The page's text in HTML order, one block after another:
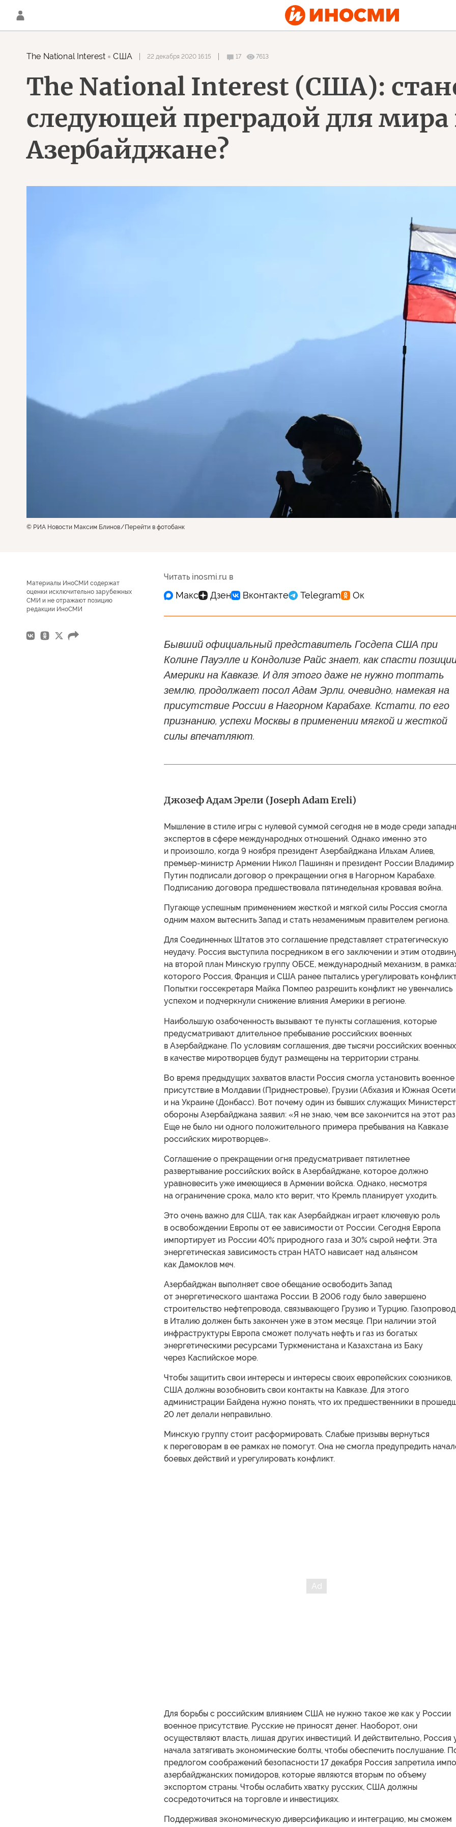
The National Interest США 22 декабря 2020 16:15 17 7613
The National Interest (США):
следующей преградой для мира
Азербайджане?
© РИА Новости Максим Блинов Перейти в фотобанк
Материалы ИноСМИ содержат
оценки исключительно зарубежных
СМИ и не отражают позицию
редакции ИноСМИ
Читать inosmi.ru в
Бывший официальный представитель Госдепа США при
Колине Пауэлле и Кондолизе Райс знает, как спасти
Америки на Кавказе. И для этого даже не нужно топтать
землю, продолжает посол Адам Эрли, очевидно, намекая на
присутствие России в Нагорном Карабахе. Кстати, по его
признанию, успехи Москвы в применении мягкой и жесткой
силы впечатляют.
Джозеф Адам Эрели (Joseph Adam Ereli)
Мышление в стиле игры с нулевой суммой сегодня не в моде среди
экспертов в сфере международных отношений. Однако именно это
и произошло, когда 9 ноября президент Азербайджана Ильхам Алиев,
премьер-министр Армении Никол Пашинян и президент России Владимир
Путин подписали договор о прекращении огня в Нагорном Карабахе.
Подписанию договора предшествовала пятинедельная кровавая война.
Пугающе успешным применением жесткой и мягкой силы Россия смогла
одним махом вытеснить Запад и стать незаменимым правителем региона.
Для Соединенных Штатов это соглашение представляет стратегическую
неудачу. Россия выступила посредником в его заключении и этим
на второй план Минскую группу ОБСЕ, международный механизм, в
которого Россия, Франция и США ранее пытались урегулировать
Попытки госсекретаря Майка Помпео разрешить конфликт не увенчались
успехом и подчеркнули снижение влияния Америки в регионе.
Наибольшую озабоченность вызывают те пункты соглашения, которые
предусматривают длительное пребывание российских военных
в Азербайджане. По условиям соглашения, две тысячи российских военных
в качестве миротворцев будут размещены на территории страны.
Во время предыдущих захватов власти Россия смогла установить военное
присутствие в Молдавии (Приднестровье), Грузии (Абхазия и Южная
и на Украине (Донбасс). Вот почему один из бывших служащих
обороны Азербайджана заявил: «Я не знаю, чем все закончится на этот
Еще не было ни одного положительного примера пребывания на Кавказе
российских миротворцев».
Соглашение о прекращении огня предусматривает пятилетнее
развертывание российских войск в Азербайджане, которое должно
уравновесить уже имеющиеся в Армении войска. Однако, несмотря
на ограничение срока, мало кто верит, что Кремль планирует уходить.
Это очень важно для США, так как Азербайджан играет ключевую роль
в освобождении Европы от ее зависимости от России. Сегодня Европа
импортирует из России 40% природного газа и 30% сырой нефти. Эта
энергетическая зависимость стран НАТО нависает над альянсом
как Дамоклов меч.
Азербайджан выполняет свое обещание освободить Запад
от энергетического шантажа России. В 2006 году было завершено
строительство нефтепровода, связывающего Грузию и Турцию. Газопровод
в Италию должен быть закончен уже в этом месяце. При наличии этой
инфраструктуры Европа сможет получать нефть и газ из богатых
энергетическими ресурсами Туркменистана и Казахстана из Баку
через Каспийское море.
Чтобы защитить свои интересы и интересы своих европейских союзников,
США должны возобновить свои контакты на Кавказе. Для этого
администрации Байдена нужно понять, что их предшественники в
20 лет делали неправильно.
Минскую группу стоит расформировать. Слабые призывы вернуться
к переговорам в ее рамках не помогут. Она не смогла предупредить
боевых действий и урегулировать конфликт.
Для борьбы с российским влиянием США не нужно такое же как у России
военное присутствие. Русские не приносят денег. Наоборот, они
осуществляют власть, лишая других инвестиций. И действительно, Россия
начала затягивать экономические болты, чтобы обеспечить послушание.
предлогом соображений безопасности 17 декабря Россия запретила
азербайджанских помидоров, которые являются вторым по объему
экспортом страны. Чтобы ослабить хватку русских, США должны
сосредоточиться на торговле и инвестициях.
Поддерживая экономическую диверсификацию и интеграцию, мы сможем